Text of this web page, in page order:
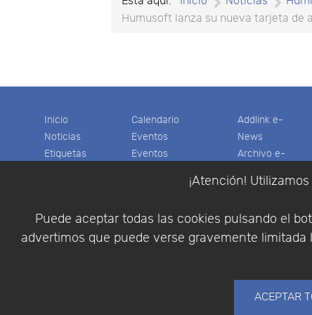
¡Atención!
Puede aceptar todas las cookies pulsando el
advertimos que puede verse gravemente
ACEPTAR
Humusoft lanza su nueva tarjeta de
Inicio
Noticias
Etiquetas
Cesta
Calendario
Eventos
Eventos
Colaboradores
Descargas
Videos
Addlink e-
News
Archivo e-
Software
Multifisica.com
Síganos